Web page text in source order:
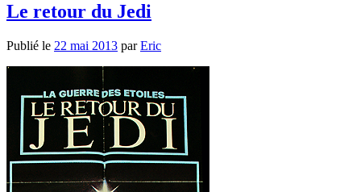
Le retour du Jedi
Publié le 22 mai 2013 parEric